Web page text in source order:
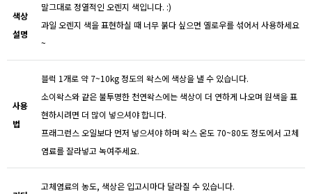
색상
설명
말그대로 정열적인 오렌지 색입니다. :)
과일 오렌지 색을 표현하실 때 너무 붉다 싶으면 옐로우를 섞어서 사용하세요
~
사용
법
블럭 1개로 약 7~10kg 정도의 왁스에 색상을 낼 수 있습니다.
소이왁스와 같은 불투명한 천연왁스에는 색상이 더 연하게 나오며 원색을 표
현하시려면 더 많이 넣으셔야 합니다.
프래그런스 오일보다 먼저 넣으셔야 하며 왁스 온도 70~80도 정도에서 고체
염료를 잘라넣고 녹여주세요.
고체염료의 농도, 색상은 입고시마다 달라질 수 있습니다.